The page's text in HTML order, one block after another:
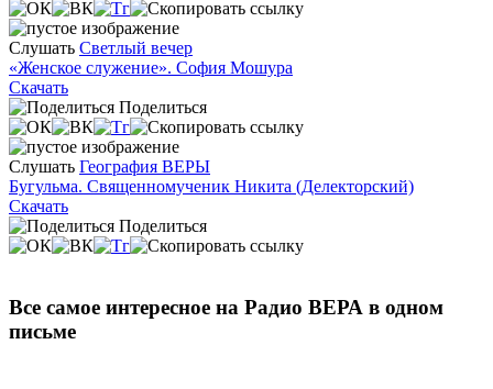
Слушать Светлый вечер
«Женское служение». София Мошура
Скачать
Поделиться
Слушать География ВЕРЫ
Бугульма. Священномученик Никита (Делекторский)
Скачать
Поделиться
Все самое интересное на Радио ВЕРА в одном
письме